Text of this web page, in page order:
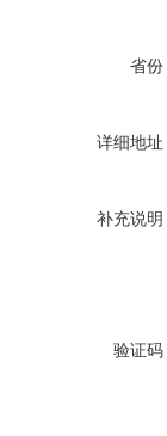
省份
详细地址
补充说明
验证码